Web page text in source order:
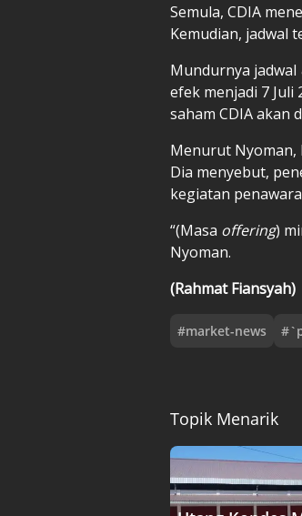
Semula, CDIA
Kemudian, jadwal
Mundurnya jadwal
efek menjadi 7 Juli
saham CDIA akan
Menurut Nyoman,
Dia menyebut,
kegiatan
“(Masa offering)
Nyoman.
(Rahmat Fiansyah)
#market-news #
Topik Menarik